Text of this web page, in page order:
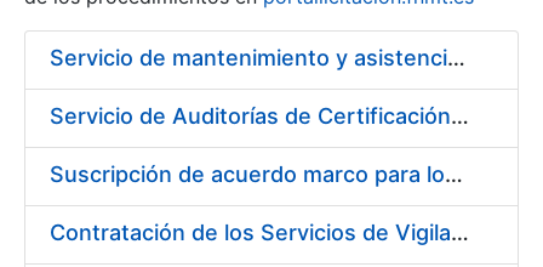
Mostra/Amaga Servicio de mantenimiento y asistencia técnica de equipos audiovisuales y alquiler de equipos de sonido y video y de interpretación simultánea en las instalaciones de la FNMT-RCM en Madrid
Servicio de Auditorías de Certificación de los sistemas de gestión de la FNMT-RCM
Suscripción de acuerdo marco para los Servicios de Catering y Almuerzos Protocolarios para eventos celebrados en la Real Casa de la Moneda – Fábrica Nacional de Moneda y Timbre
Contratación de los Servicios de Vigilancia de la Salud Individual y Colectiva y diversas actividades preventivas y sanitarias